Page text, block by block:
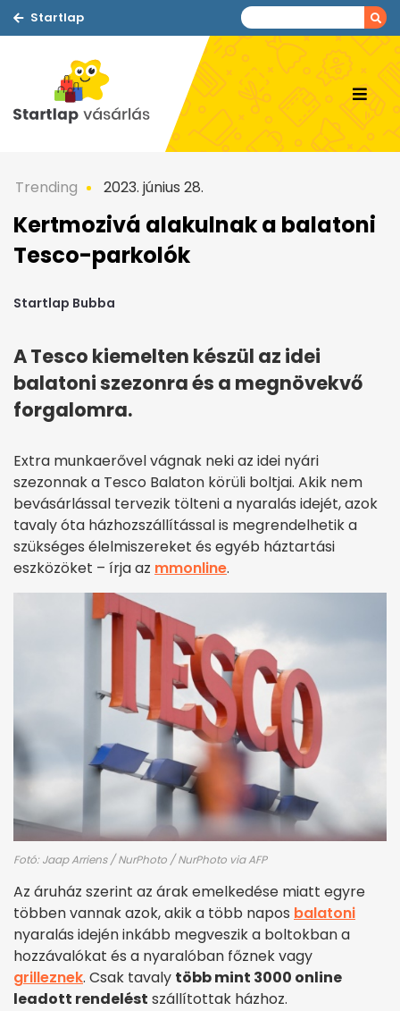
Startlap
Trending 2023. június 28.
Kertmozivá alakulnak a balatoni
Tesco-parkolók
Startlap Bubba
A Tesco kiemelten készül az idei
balatoni szezonra és a megnövekvő
forgalomra.
Extra munkaerővel vágnak neki az idei nyári
szezonnak a Tesco Balaton körüli boltjai. Akik nem
bevásárlással tervezik tölteni a nyaralás idejét, azok
tavaly óta házhozszállítással is megrendelhetik a
szükséges élelmiszereket és egyéb háztartási
eszközöket – írja az mmonline.
Fotó: Jaap Arriens / NurPhoto / NurPhoto via AFP
Az áruház szerint az árak emelkedése miatt egyre
többen vannak azok, akik a több napos balatoni
nyaralás idején inkább megveszik a boltokban a
hozzávalókat és a nyaralóban főznek vagy
grilleznek. Csak tavaly több mint 3000 online
leadott rendelést szállítottak házhoz.